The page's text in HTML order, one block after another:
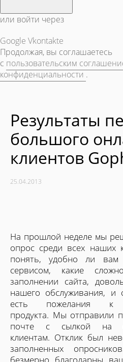
или войти через
Google Vkontakte
Продолжая, вы соглашаетесь
с пользовательским
конфиденциальности .
Результаты
большого
клиентов
25.04.2013
На прошлой неделе мы
опрос среди всех наших
понять, удобно ли вам
сервисом, какие
заполнении сайта,
нашего обслуживания, и
есть пожелания к
продукта. Мы отправили
почте с сылкой на
клиентам. Отклик был
заполненных